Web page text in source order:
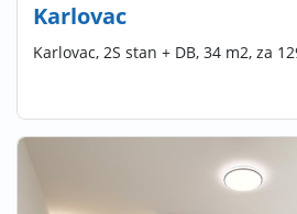
Karlovac
Karlovac, 2S stan + DB, 34 m2, za